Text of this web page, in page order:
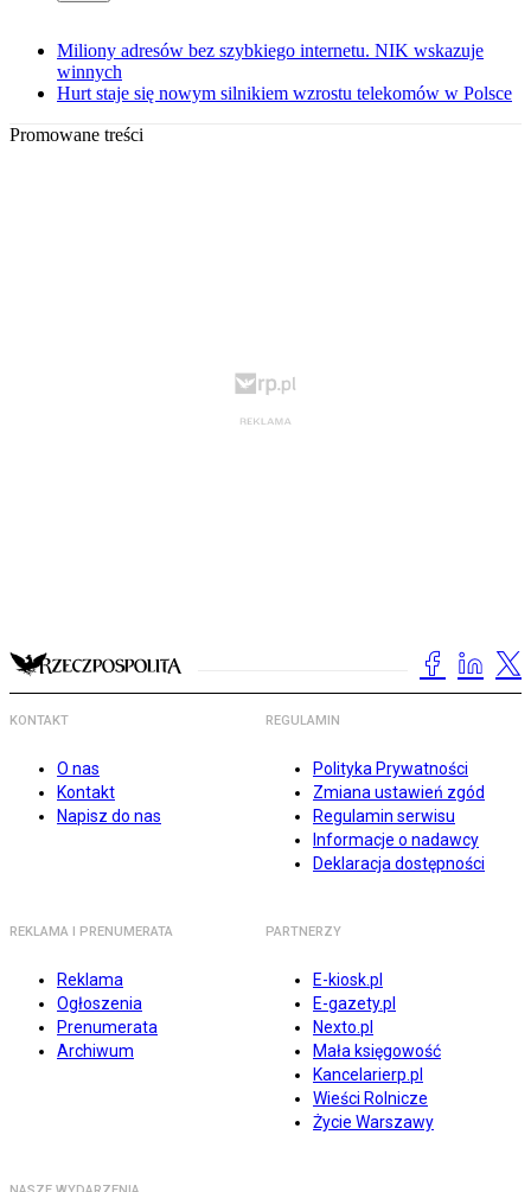
Miliony adresów bez szybkiego internetu. NIK wskazuje
winnych
Hurt staje się nowym silnikiem wzrostu telekomów w Polsce
Promowane treści
KONTAKT
O nas
Kontakt
Napisz do nas
REGULAMIN
Polityka Prywatności
Zmiana ustawień zgód
Regulamin serwisu
Informacje o nadawcy
Deklaracja dostępności
REKLAMA I PRENUMERATA
Reklama
Ogłoszenia
Prenumerata
Archiwum
PARTNERZY
E-kiosk.pl
E-gazety.pl
Nexto.pl
Mała księgowość
Kancelarierp.pl
Wieści Rolnicze
Życie Warszawy